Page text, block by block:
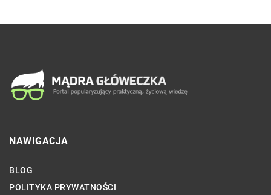
NAWIGACJA
BLOG
POLITYKA PRYWATNOŚCI